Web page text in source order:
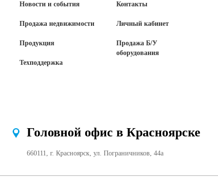
info@sibglass.ru
Личный кабинет
Новости и события
Продажа недвижимости
Продукция
Техподдержка
Контакты
Личный кабинет
Продажа Б/У
оборудования
Головной офис в Красноярске
660111, г. Красноярск, ул. Пограничников, 44а